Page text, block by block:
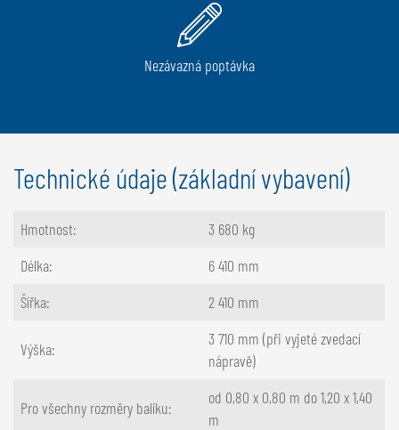
Nezávazná poptávka
Technické údaje (základní vybavení)
Hmotnost:
3 680 kg
Délka:
6 410 mm
Šířka:
2 410 mm
Výška:
3 710 mm (při vyjeté zvedací
nápravě)
Pro všechny rozměry balíku:
od 0,80 x 0,80 m do 1,20 x 1,40
m